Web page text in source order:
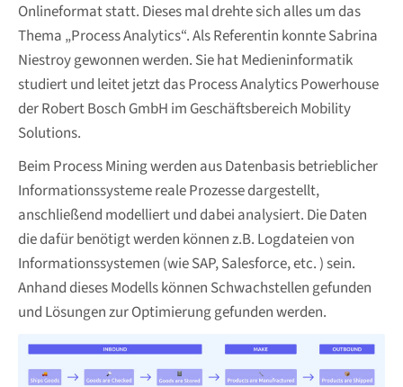
Onlineformat statt. Dieses mal drehte sich alles um das
Thema „Process Analytics“. Als Referentin konnte Sabrina
Niestroy gewonnen werden. Sie hat Medieninformatik
studiert und leitet jetzt das Process Analytics Powerhouse
der Robert Bosch GmbH im Geschäftsbereich Mobility
Solutions.
Beim Process Mining werden aus Datenbasis betrieblicher
Informationssysteme reale Prozesse dargestellt,
anschließend modelliert und dabei analysiert. Die Daten
die dafür benötigt werden können z.B. Logdateien von
Informationssystemen (wie SAP, Salesforce, etc. ) sein.
Anhand dieses Modells können Schwachstellen gefunden
und Lösungen zur Optimierung gefunden werden.